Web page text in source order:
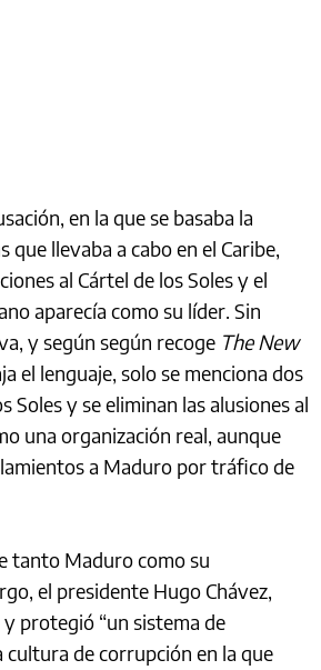
en la que se basaba la
que llevaba a cabo en el Caribe,
al Cártel de los Soles y el
aparecía como su líder. Sin
y según según recoge The New
el lenguaje, solo se menciona dos
Soles y se eliminan las alusiones al
una organización real, aunque
a Maduro por tráfico de
tanto Maduro como su
el presidente Hugo Chávez,
protegió “un sistema de
cultura de corrupción en la que